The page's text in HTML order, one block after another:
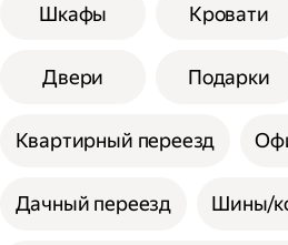
Шкафы Кровати
Двери Подарки
Квартирный переезд
Дачный переезд Шины/